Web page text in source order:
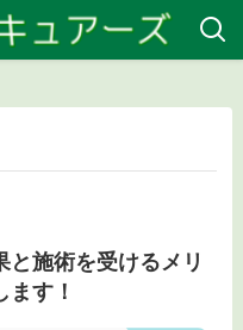
と施術を受けるメリ
ます！